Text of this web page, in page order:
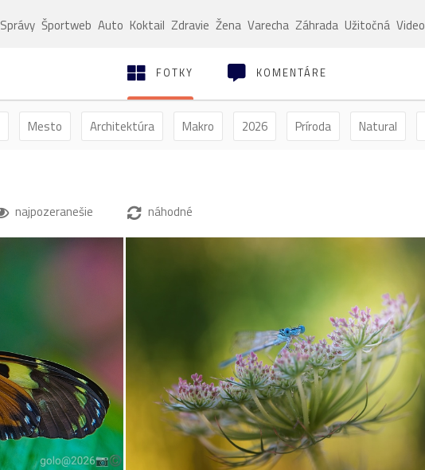
Správy Športweb Auto Koktail Zdravie Žena Varecha Záhrada Užitočná Video
FOTKY KOMENTÁRE
Mesto Architektúra Makro 2026 Príroda Natural
najpozeranešie náhodné